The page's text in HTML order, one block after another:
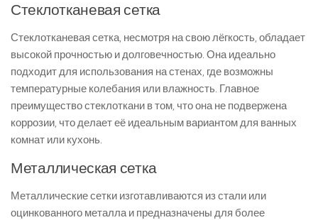
Стеклотканевая сетка
Стеклотканевая сетка, несмотря на свою лёгкость, обладает
высокой прочностью и долговечностью. Она идеально
подходит для использования на стенах, где возможны
температурные колебания или влажность. Главное
преимущество стеклоткани в том, что она не подвержена
коррозии, что делает её идеальным вариантом для ванных
комнат или кухонь.
Металлическая сетка
Металлические сетки изготавливаются из стали или
оцинкованного металла и предназначены для более